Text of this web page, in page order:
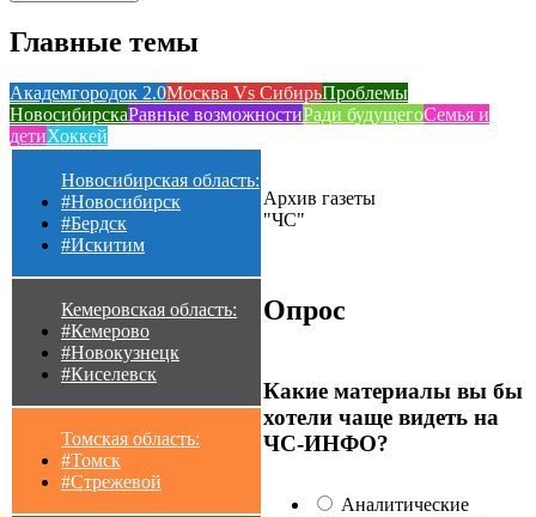
Главные темы
Академгородок 2.0Москва Vs СибирьПроблемы
НовосибирскаРавные возможностиРади будущегоСемья и
детиХоккей
Новосибирская область:
#Новосибирск
#Бердск
#Искитим
Кемеровская область:
#Кемерово
#Новокузнецк
#Киселевск
Томская область:
#Томск
#Стрежевой
Архив газеты
"ЧС"
Опрос
Какие материалы вы бы
хотели чаще видеть на
ЧС-ИНФО?
Аналитические